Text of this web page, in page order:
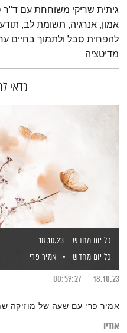
תמצית הפודקאסט
גיתית שריקי משוחחת עם
אמון, אנרגיה, תשומת לב,
להפחית סבל ולתמוך בחיים
מדיטציה
כדאי
כל יום מחדש – 18.10.23
כל יום מחדש
אמיר פרי
18.10.23
00:59:27
אמיר פרי עם שעה של מוזיקה
אודיו